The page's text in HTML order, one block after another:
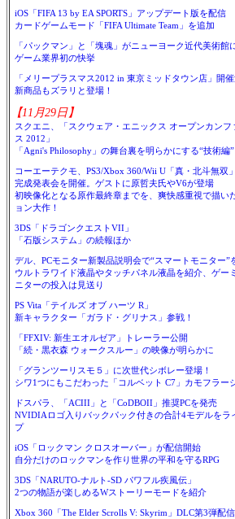
iOS「FIFA 13 by EA SPORTS」アップデート版を配信
カードゲームモード「FIFA Ultimate Team」を追加
「パックマン」と「塊魂」がニューヨーク近代美術館
ゲーム業界初の快挙
「メリープラスマス2012 in 東京ミッドタウン店」開
新商品もズラリと登場！
【11月29日】
スクエニ、「スクウェア・エニックス オープンカンフ
ス 2012」
「Agni's Philosophy」の舞台裏を明らかにする“技術編”
コーエーテクモ、PS3/Xbox 360/Wii U「真・北斗無双」
完成発表会を開催。ゲストに原哲夫氏やV6が登場
初映像化となる原作最終章までを、爽快感重視で描い
ョン大作！
3DS「ドラゴンクエストVII」
「石版システム」の続報ほか
デル、PCモニター新製品説明会で“スマートモニター”
ウルトラワイド液晶やタッチパネル液晶を紹介、ゲー
ニターの投入は見送り
PS Vita「テイルズ オブ ハーツ R」
新キャラクター「ガラド・グリナス」参戦！
「FFXIV: 新生エオルゼア」トレーラー公開
「続・黒衣森 ウォークスルー」の映像が明らかに
「グランツーリスモ５」に次世代シボレー登場！
シワ1つにもこだわった「コルベット C7」カモフラー
ドスパラ、「ACIII」と「CoDBOII」推奨PCを発売
NVIDIAロゴ入りバックパック付きの合計4モデルをラ
プ
iOS「ロックマン クロスオーバー」が配信開始
自分だけのロックマンを作り世界の平和を守るRPG
3DS「NARUTO-ナルト-SD パワフル疾風伝」
2つの物語が楽しめるWストーリーモードを紹介
Xbox 360「The Elder Scrolls V: Skyrim」DLC第3弾配